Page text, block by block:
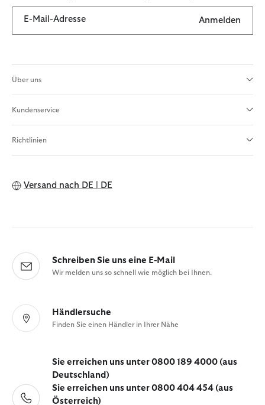
E-Mail-Adresse Anmelden
Über uns
Kundenservice
Richtlinien
Versand nach DE | DE
Schreiben Sie uns eine E-Mail
Wir melden uns so schnell wie möglich bei Ihnen.
Händlersuche
Finden Sie einen Händler in Ihrer Nähe
Sie erreichen uns unter 0800 189 4000 (aus
Deutschland)
Sie erreichen uns unter 0800 404 454 (aus
Österreich)